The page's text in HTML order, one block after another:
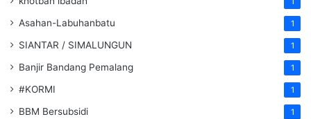
Asahan-Labuhanbatu 1
SIANTAR / SIMALUNGUN 1
Banjir Bandang Pemalang 1
#KORMI 1
BBM Bersubsidi 1